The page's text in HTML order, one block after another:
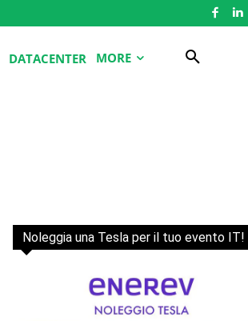
DATACENTER MORE
Noleggia una Tesla per il tuo evento IT!